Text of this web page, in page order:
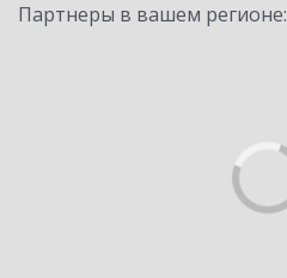
Партнеры в вашем регионе: